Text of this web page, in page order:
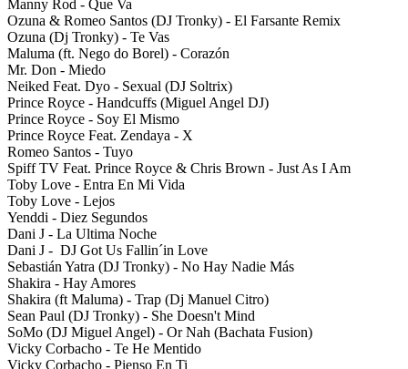
Manny Rod - Que Va
Ozuna & Romeo Santos (DJ Tronky) - El Farsante Remix
Ozuna (Dj Tronky) - Te Vas
Maluma (ft. Nego do Borel) - Corazón
Mr. Don - Miedo
Neiked Feat. Dyo - Sexual (DJ Soltrix)
Prince Royce - Handcuffs (Miguel Angel DJ)
Prince Royce - Soy El Mismo
Prince Royce Feat. Zendaya - X
Romeo Santos - Tuyo
Spiff TV Feat. Prince Royce & Chris Brown - Just As I Am
Toby Love - Entra En Mi Vida
Toby Love - Lejos
Yenddi - Diez Segundos
Dani J - La Ultima Noche
Dani J - DJ Got Us Fallin´in Love
Sebastián Yatra (DJ Tronky) - No Hay Nadie Más
Shakira - Hay Amores
Shakira (ft Maluma) - Trap (Dj Manuel Citro)
Sean Paul (DJ Tronky) - She Doesn't Mind
SoMo (DJ Miguel Angel) - Or Nah (Bachata Fusion)
Vicky Corbacho - Te He Mentido
Vicky Corbacho - Pienso En Ti